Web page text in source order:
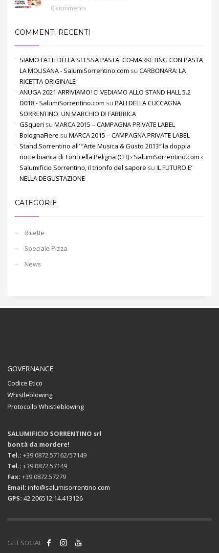
0 comments
COMMENTI RECENTI
SIAMO FATTI DELLA STESSA PASTA: CO-MARKETING CON PASTA
LA MOLISANA - SalumiSorrentino.com su CARBONARA: LA
RICETTA ORIGINALE
ANUGA 2021 ARRIVIAMO! CI VEDIAMO ALLO STAND HALL 5.2
D018 - SalumiSorrentino.com su PALI DELLA CUCCAGNA
SORRENTINO: UN MARCHIO DI FABBRICA
GSqueri su MARCA 2015 – CAMPAGNA PRIVATE LABEL
BolognaFiere su MARCA 2015 – CAMPAGNA PRIVATE LABEL
Stand Sorrentino all’ “Arte Musica & Gusto 2013″ la doppia
notte bianca di Torricella Peligna (CH) › SalumiSorrentino.com ‹
Salumificio Sorrentino, il trionfo del sapore su IL FUTURO E’
NELLA DEGUSTAZIONE
CATEGORIE
Ricette
Speciale Pizza
News
GOVERNANCE
Codice Etico
Whistleblowing
Protocollo Whistleblowing
SALUMIFICIO SORRENTINO srl
bontà da mordere!
Tel.: +39.0872.57162/57149
Tel.: +39.0872.57149
Fax: +39.0872.57279
Email: info@salumisorrentino.com
GPS: 42.206512,14.413126
GET SOCIAL